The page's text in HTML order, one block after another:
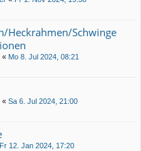
Heckrahmen/Schwinge
« Mo 8. Jul 2024, 08:21
« Sa 6. Jul 2024, 21:00
Fr 12. Jan 2024, 17:20